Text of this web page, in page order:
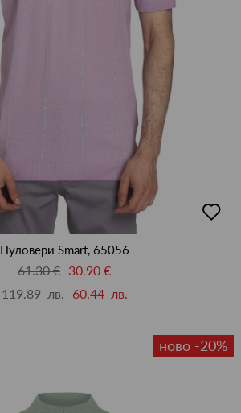
в
Пуловери Smart, 65056
61.30 € 30.90 €
119.89 лв.
60.44 лв.
ново -20%